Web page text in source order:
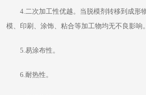
4.二次加工性优越。当脱模剂转移到成形
模、印刷、涂饰、粘合等加工物均无不良影
5.易涂布性。
6.耐热性。